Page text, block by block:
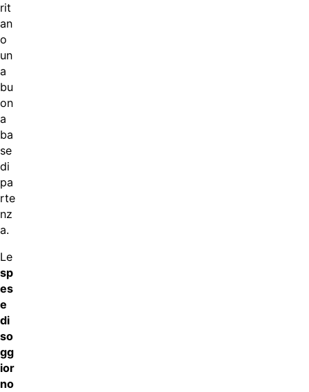
rit
an
o
un
a
bu
on
a
ba
se
di
pa
rte
nz
a.
Le
sp
es
e
di
so
gg
ior
no